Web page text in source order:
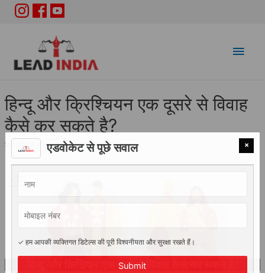
Main
हिन्दू और क्रिश्चियन एक दूसरे से विवाह
कैसे कर सकते है?
लव मैरिज / ByAdv. Vidhi Saini ×
एडवोकेट से पूछे सवाल
✓ हम आपकी व्यक्तिगत डिटेल्स की पूरी विश्वनीयता और सुरक्षा रखते हैं।
Submit